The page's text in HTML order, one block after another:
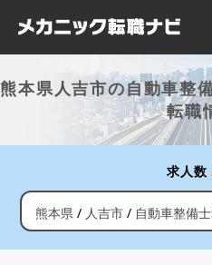
熊本県人吉市の自動車整
転職
求人数
熊本県 人吉市 自動車整備